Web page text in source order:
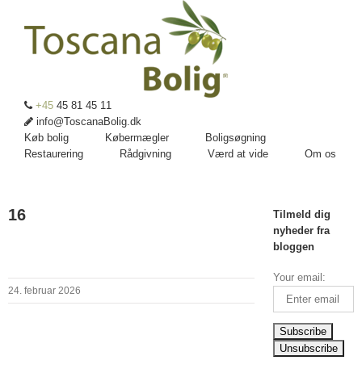
+45 45 81 45 11
info@ToscanaBolig.dk
Køb bolig
Købermægler
Boligsøgning
Restaurering
Rådgivning Værd at vide Om os
16
24. februar 2026
Tilmeld dig
nyheder fra
bloggen
Your email: